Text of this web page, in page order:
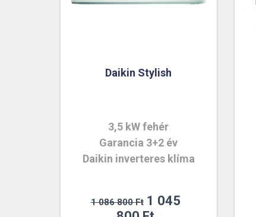
Daikin Stylish
3,5 kW fehér
Garancia 3+2 év
Daikin inverteres klíma
1 086 800Ft Original
1 045